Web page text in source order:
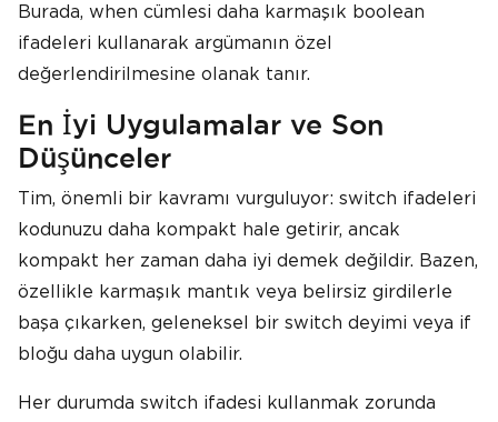
Burada, when cümlesi daha karmaşık boolean
ifadeleri kullanarak argümanın özel
değerlendirilmesine olanak tanır.
En İyi Uygulamalar ve Son
Düşünceler
Tim, önemli bir kavramı vurguluyor: switch ifadeleri
kodunuzu daha kompakt hale getirir, ancak
kompakt her zaman daha iyi demek değildir. Bazen,
özellikle karmaşık mantık veya belirsiz girdilerle
başa çıkarken, geleneksel bir switch deyimi veya if
bloğu daha uygun olabilir.
Her durumda switch ifadesi kullanmak zorunda